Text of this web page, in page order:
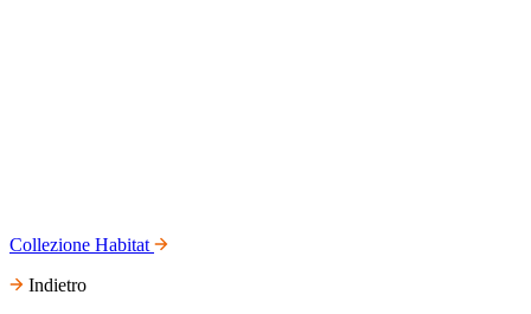
Collezione Habitat
Indietro